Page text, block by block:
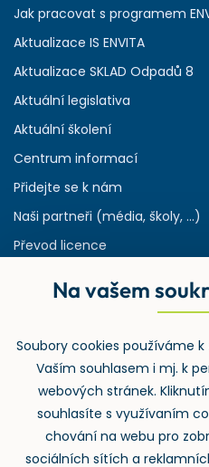
Jak pracovat s programem
Aktualizace IS ENVITA
Aktualizace SKLAD Odpadů 8
Aktuální legislativa
Aktuální školení
Centrum informací
Přidejte se k nám
Naši partneři (média, školy, ...)
Převod licence
Rejstřík používaných zkratek
Zpětný odběr
Na vašem
Soubory cookies používáme
Vaším souhlasem i mj. k
webových stránek.
souhlasíte s využívaním
chování na webu pro
sociálních sítích a